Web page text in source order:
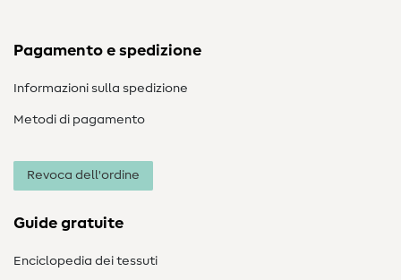
Pagamento e spedizione
Informazioni sulla spedizione
Metodi di pagamento
Revoca dell'ordine
Guide gratuite
Enciclopedia dei tessuti